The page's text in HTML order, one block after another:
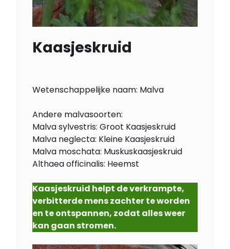
Kaasjeskruid
Wetenschappelijke naam: Malva
Andere malvasoorten:
Malva sylvestris: Groot Kaasjeskruid
Malva neglecta: Kleine Kaasjeskruid
Malva moschata: Muskuskaasjeskruid
Althaea officinalis: Heemst
Kaasjeskruid helpt de verkrampte,
verbitterde mens zachter te worden
en te ontspannen, zodat alles weer
kan gaan stromen.